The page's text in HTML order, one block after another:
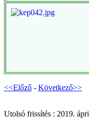
<<Előző - Következő>>
Utolsó frissítés : 2019.